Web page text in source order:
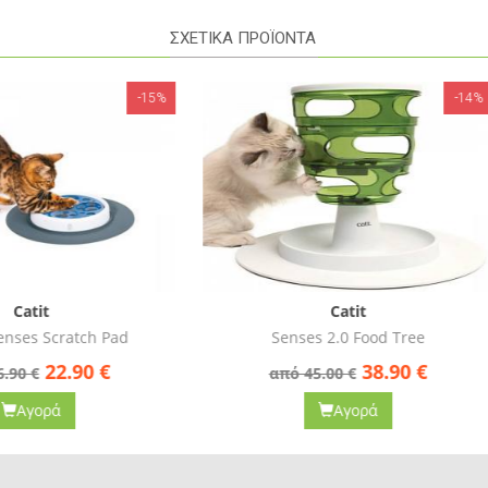
ΣΧΕΤΙΚΑ ΠΡΟΪΟΝΤΑ
Senses 2.0 Food Tree
από 45.00 € 38.90
Senses 2.0 Digger Interactive
από 19.90 € 16.90